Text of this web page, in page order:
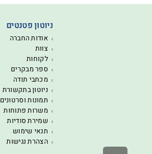
ניוטון פטנטים
אודות החברה
צוות
לקוחות
ספר מבקרים
מכתבי תודה
ניוטון בתקשורת
תמונות וסרטונים
משרות פתוחות
שמירת סודיות
תנאי שימוש
הצהרת נגישות